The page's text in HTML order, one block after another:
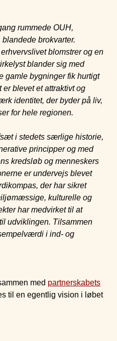
rummede OUH,
brokvarter.
blomstrer og en
blander sig med
gamle bygninger fik hurtigt
blevet et attraktivt og
identitet, der byder på liv,
for hele regionen.
i stedets særlige historie,
principper og med
kredsløb og menneskers
er undervejs blevet
der har sikret
kulturelle og
har medvirket til at
udviklingen. Tilsammen
i ind- og
med partnerskabets
til en egentlig vision i løbet